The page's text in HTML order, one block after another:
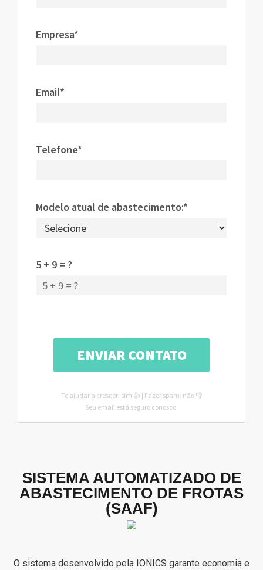
Empresa*
Email*
Telefone*
Modelo atual de abastecimento:*
5 + 9 = ?
Te ajudar a crescer: sim 👍 | Fazer spam: não 👎
Seu email está seguro conosco.
SISTEMA AUTOMATIZADO DE
ABASTECIMENTO DE FROTAS
(SAAF)
O sistema desenvolvido pela IONICS garante economia e